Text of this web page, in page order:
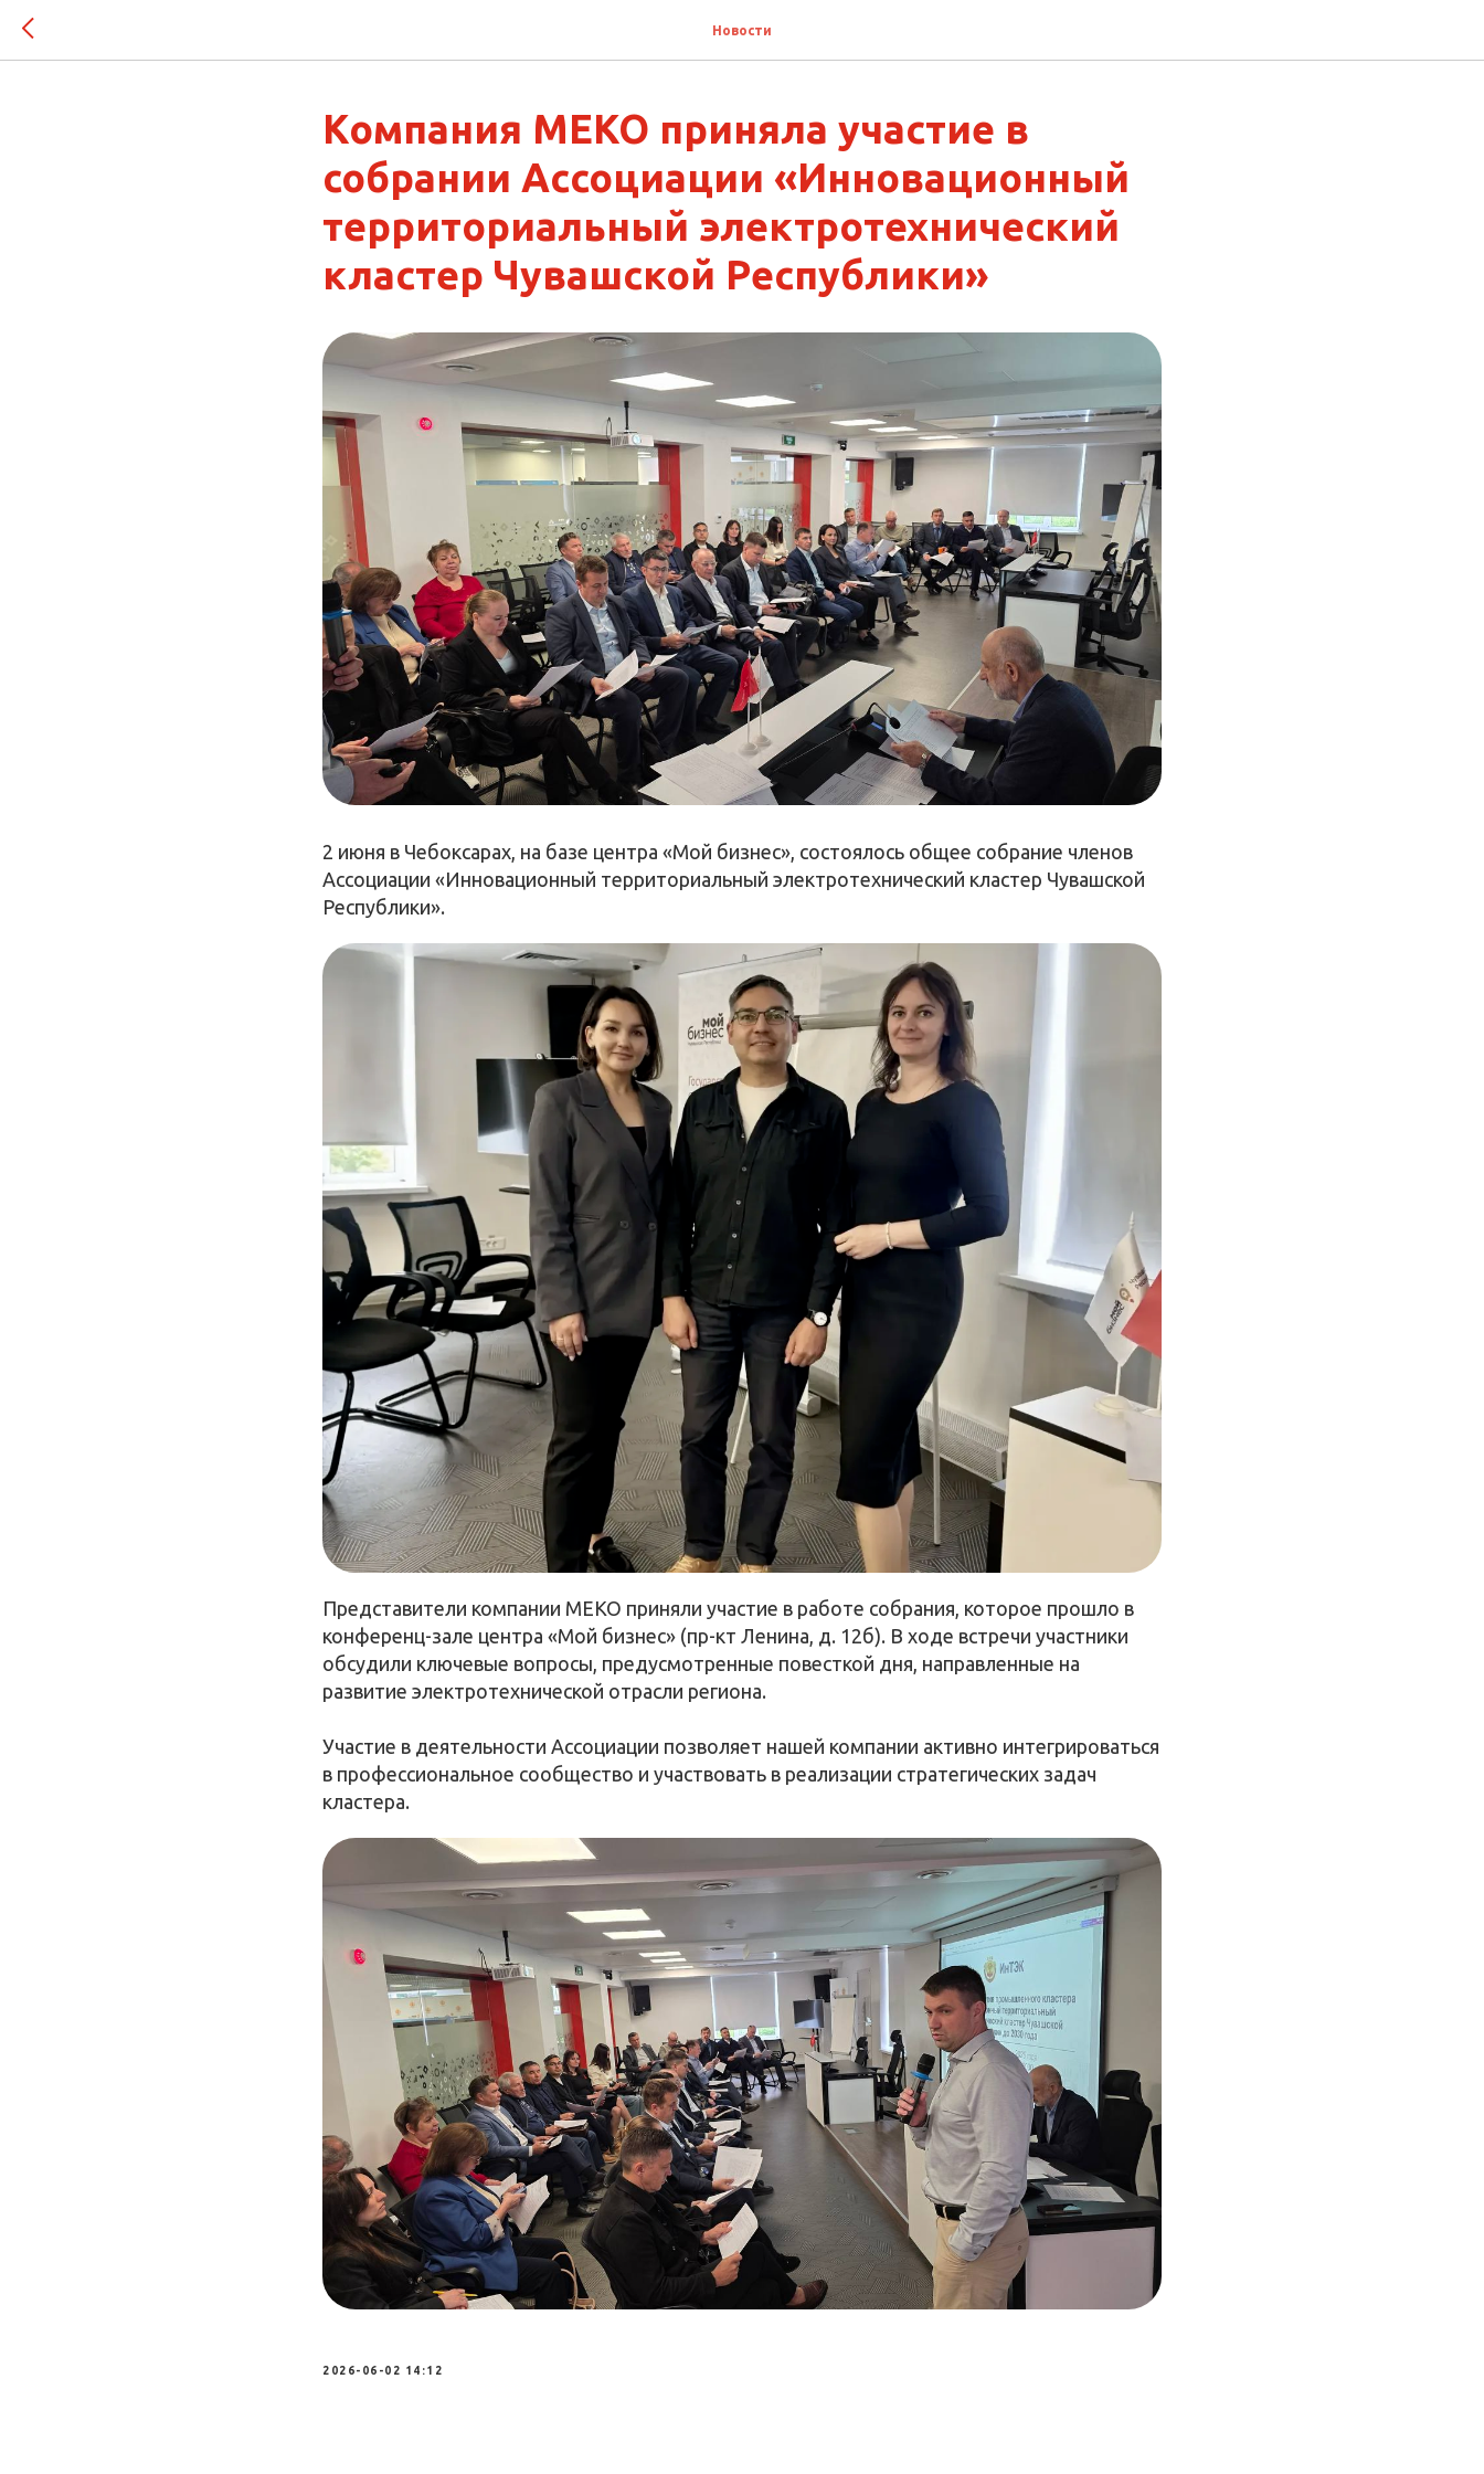
Новости
Компания МЕКО приняла участие в
собрании Ассоциации «Инновационный
территориальный электротехнический
кластер Чувашской Республики»
2 июня в Чебоксарах, на базе центра «Мой бизнес», состоялось общее собрание членов
Ассоциации «Инновационный территориальный электротехнический кластер Чувашской
Республики».
Представители компании МЕКО приняли участие в работе собрания, которое прошло в
конференц-зале центра «Мой бизнес» (пр-кт Ленина, д. 12б). В ходе встречи участники
обсудили ключевые вопросы, предусмотренные повесткой дня, направленные на
развитие электротехнической отрасли региона.
Участие в деятельности Ассоциации позволяет нашей компании активно интегрироваться
в профессиональное сообщество и участвовать в реализации стратегических задач
кластера.
2026-06-02 14:12